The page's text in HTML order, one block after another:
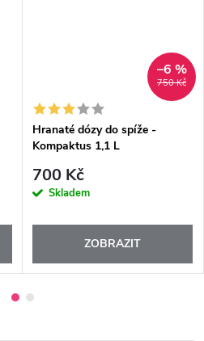
750 Kč
–6 %
Hranaté dózy do spíže -
Kompaktus 1,1 L
700 Kč
Skladem
ZOBRAZIT